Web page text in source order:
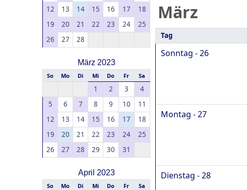
12
13 14 15 16 17
18
19
20 21 22 23 24
25
26
27 28
März 2023
So Mo Di Mi Do Fr Sa
1 2 3
4
5
6 7 8 9 10
11
12
13 14 15 16 17
18
19
20 21 22 23 24
25
26
27 28 29 30 31
April 2023
So Mo Di Mi Do Fr Sa
März
Tag
Sonntag - 26
Montag - 27
Dienstag - 28